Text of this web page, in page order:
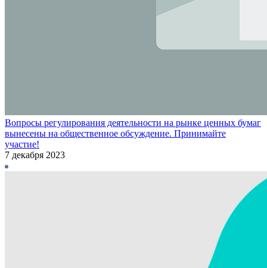
Вопросы регулирования деятельности на рынке ценных бумаг
вынесены на общественное обсуждение. Принимайте
участие!
7 декабря 2023